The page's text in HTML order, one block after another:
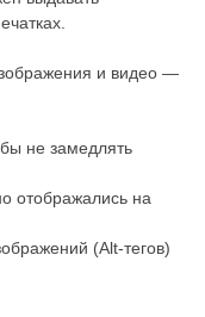
и видео —
не замедлять
отображались на
(Alt-тегов)